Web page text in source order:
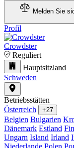
Melden Sie
Profil
Crowdster
Reguliert
Hauptsitzland
Schweden
Betriebsstätten
Österreich
+27
Belgien Bulgarien
Dänemark Estland
Ungarn Island Irland